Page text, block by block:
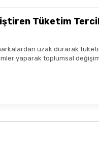
Tüketim
uzak durarak
yaparak toplumsal